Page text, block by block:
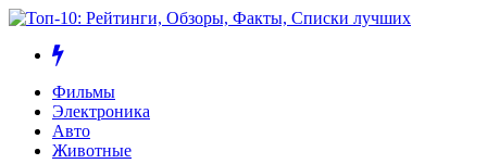
Фильмы
Электроника
Авто
Животные